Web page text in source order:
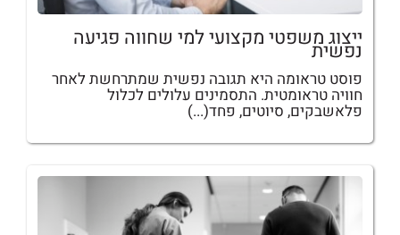
ייצוג משפטי מקצועי למי שחווה פגיעה
נפשית
פוסט טראומה היא תגובה נפשית שמתרחשת לאחר
חוויה טראומטית. התסמינים עלולים לכלול
פלאשבקים, סיוטים, פחד(...)